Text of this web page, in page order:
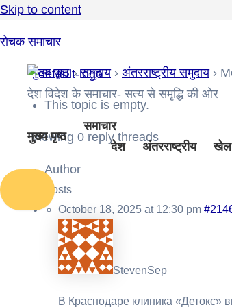
Skip to content
रोचक समाचार
देश विदेश के समाचार- सत्य से समृद्धि की ओर
मुख्य पृष्ठ
समाचार
देश
अंतरराष्ट्रीय खेल
मुख्य पृष्ठ › समुदाय › अंतरराष्ट्रीय समुदाय ›
This topic is empty.
Viewing 0 reply threads
Author
Posts
October 18, 2025 at 12:30 pm
StevenSep
В Краснодаре клиника «Детокс»